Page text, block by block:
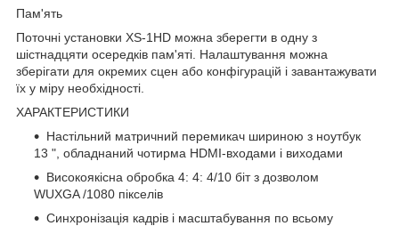
Пам'ять
Поточні установки XS-1HD можна зберегти в одну з
шістнадцяти осередків пам'яті. Налаштування можна
зберігати для окремих сцен або конфігурацій і завантажувати
їх у міру необхідності.
ХАРАКТЕРИСТИКИ
Настільний матричний перемикач шириною з ноутбук
13 ", обладнаний чотирма HDMI-входами і виходами
Високоякісна обробка 4: 4: 4/10 біт з дозволом
WUXGA /1080 пікселів
Синхронізація кадрів і масштабування по всьому